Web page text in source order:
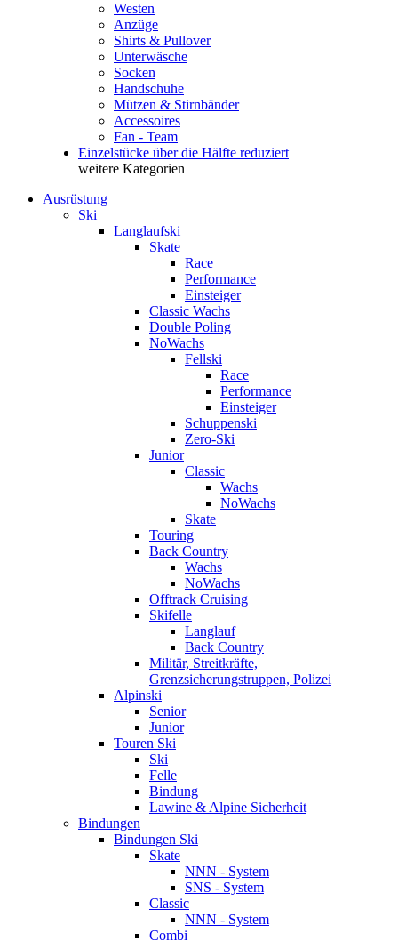
Westen
Anzüge
Shirts & Pullover
Unterwäsche
Socken
Handschuhe
Mützen & Stirnbänder
Accessoires
Fan - Team
Einzelstücke über die Hälfte reduziert
weitere Kategorien
Ausrüstung
Ski
Langlaufski
Skate
Race
Performance
Einsteiger
Classic Wachs
Double Poling
NoWachs
Fellski
Race
Performance
Einsteiger
Schuppenski
Zero-Ski
Junior
Classic
Wachs
NoWachs
Skate
Touring
Back Country
Wachs
NoWachs
Offtrack Cruising
Skifelle
Langlauf
Back Country
Militär, Streitkräfte,
Grenzsicherungstruppen, Polizei
Alpinski
Senior
Junior
Touren Ski
Ski
Felle
Bindung
Lawine & Alpine Sicherheit
Bindungen
Bindungen Ski
Skate
NNN - System
SNS - System
Classic
NNN - System
Combi